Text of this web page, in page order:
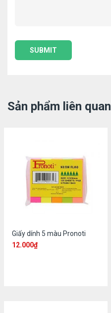
Sản phẩm liên quan
Giấy dính 5 màu Pronoti
12.000₫